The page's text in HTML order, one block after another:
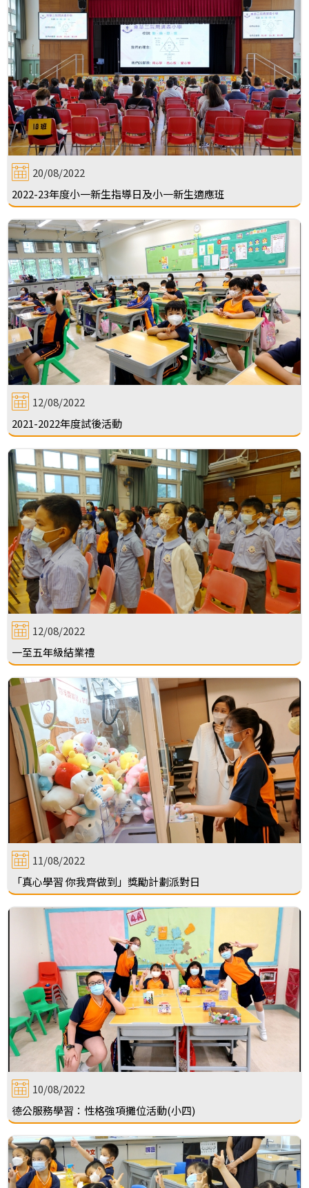
20/08/2022
2022-23年度小一新生指導日及小一新生適應班
12/08/2022
2021-2022年度試後活動
12/08/2022
一至五年級結業禮
11/08/2022
「真心學習 你我齊做到」獎勵計劃派對日
10/08/2022
德公服務學習：性格強項攤位活動(小四)